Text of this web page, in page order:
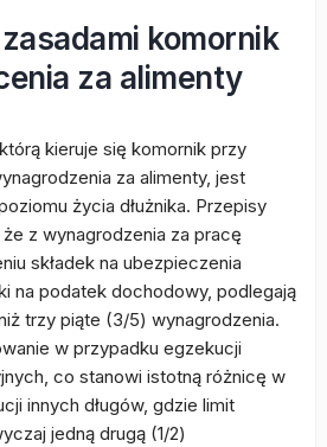
komornik
za alimenty
kieruje się komornik przy
za alimenty, jest
życia dłużnika. Przepisy
z wynagrodzenia za pracę
składek na ubezpieczenia
na podatek dochodowy, podlegają
trzy piąte (3/5) wynagrodzenia.
w przypadku egzekucji
co stanowi istotną różnicę w
innych długów, gdzie limit
jedną drugą (1/2)